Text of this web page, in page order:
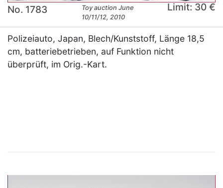
No. 1783
Toy auction June
10/11/12, 2010
Limit: 30 €
Polizeiauto, Japan, Blech/Kunststoff, Länge 18,5
cm, batteriebetrieben, auf Funktion nicht
überprüft, im Orig.-Kart.